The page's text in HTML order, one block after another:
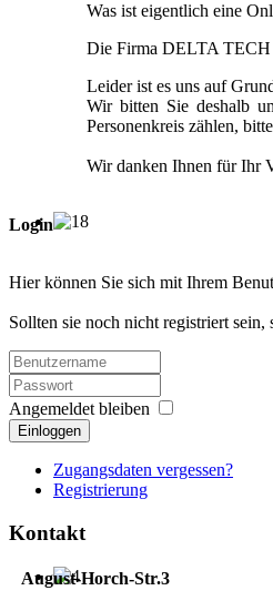
Was ist eigentlich eine
Die Firma DELTA TECH
Leider ist es uns auf
Wir bitten Sie deshalb
Personenkreis zählen,
Wir danken Ihnen für Ihr
Login
Hier können Sie sich mit Ihrem
Sollten sie noch nicht registriert
Angemeldet bleiben
Einloggen
Zugangsdaten vergessen?
Registrierung
Kontakt
August-Horch-Str.3